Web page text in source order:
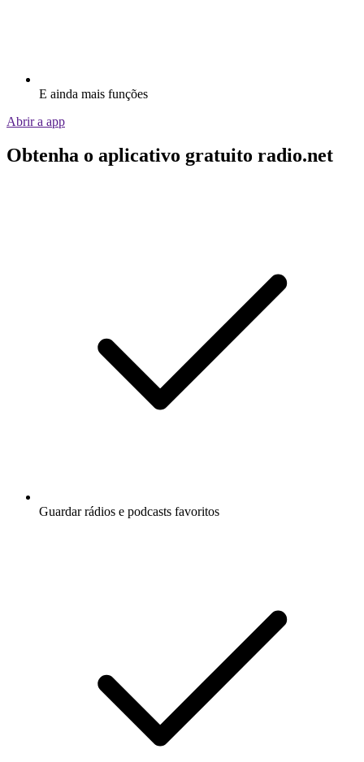
E ainda mais funções
Abrir a app
Obtenha o aplicativo gratuito radio.net
Guardar rádios e podcasts favoritos